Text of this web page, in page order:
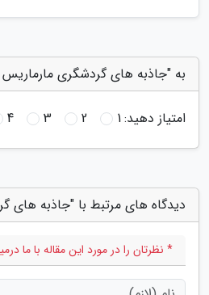
به "جاذبه های گردشگری مارماریس
امتیاز دهید:1
2
3
4
دیدگاه های مرتبط با "جاذبه های
* نظرتان را در مورد این مقاله با ما